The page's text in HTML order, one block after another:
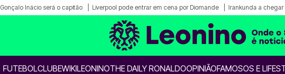
Gonçalo Inácio será o capitão Liverpool pode entrar em cena por Diomande Irankunda a chegar
FUTEBOLCLUBEWIKILEONINOTHE DAILY RONALDOOPINIÃOFAMOSOS E